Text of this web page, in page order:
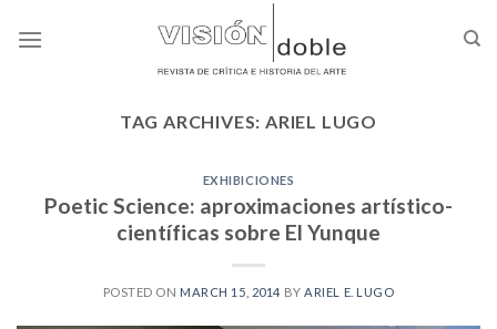
TAG ARCHIVES:ARIEL LUGO
EXHIBICIONES
Poetic Science: aproximaciones artístico-
científicas sobre El Yunque
POSTED ON MARCH 15, 2014 BY ARIEL E. LUGO